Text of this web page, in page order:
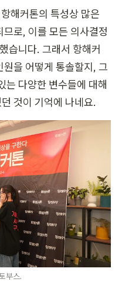
해커톤의 특성상 많은
로, 이를 모든 의사결정
습니다. 그래서 항해커
을 어떻게 통솔할지, 그
는 다양한 변수들에 대해
것이 기억에 나네요.
부스.